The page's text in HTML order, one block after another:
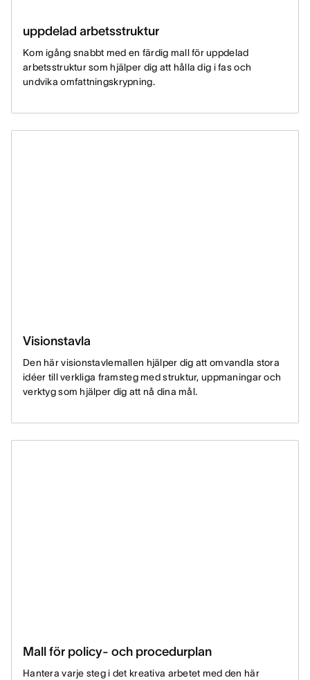
uppdelad arbetsstruktur
Kom igång snabbt med en färdig mall för uppdelad
arbetsstruktur som hjälper dig att hålla dig i fas och
undvika omfattningskrypning.
Visionstavla
Den här visionstavlemallen hjälper dig att omvandla stora
idéer till verkliga framsteg med struktur, uppmaningar och
verktyg som hjälper dig att nå dina mål.
Mall för policy- och procedurplan
Hantera varje steg i det kreativa arbetet med den här